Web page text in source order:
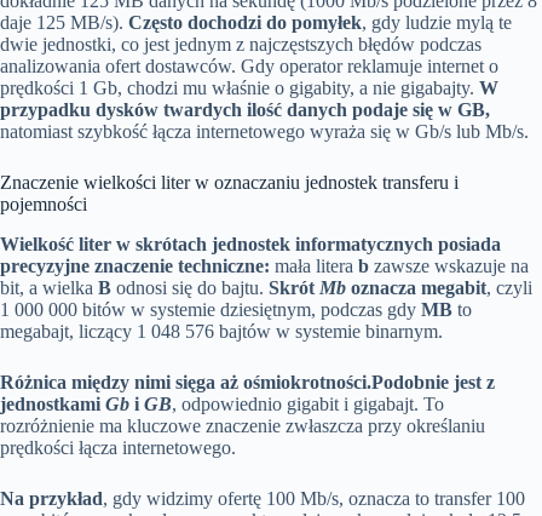
daje 125 MB/s). Często dochodzi do pomyłek, gdy ludzie mylą te
dwie jednostki, co jest jednym z najczęstszych błędów podczas
analizowania ofert dostawców. Gdy operator reklamuje internet o
prędkości 1 Gb, chodzi mu właśnie o gigabity, a nie gigabajty. W
przypadku dysków twardych ilość danych podaje się w GB,
natomiast szybkość łącza internetowego wyraża się w Gb/s lub Mb/s.
Znaczenie wielkości liter w oznaczaniu jednostek transferu i
pojemności
Wielkość liter w skrótach jednostek informatycznych posiada
precyzyjne znaczenie techniczne: mała litera b zawsze wskazuje na
bit, a wielka B odnosi się do bajtu. Skrót Mb oznacza megabit, czyli
1 000 000 bitów w systemie dziesiętnym, podczas gdy MB to
megabajt, liczący 1 048 576 bajtów w systemie binarnym.
Różnica między nimi sięga aż ośmiokrotności.Podobnie jest z
jednostkami Gb i GB, odpowiednio gigabit i gigabajt. To
rozróżnienie ma kluczowe znaczenie zwłaszcza przy określaniu
prędkości łącza internetowego.
Na przykład, gdy widzimy ofertę 100 Mb/s, oznacza to transfer 100